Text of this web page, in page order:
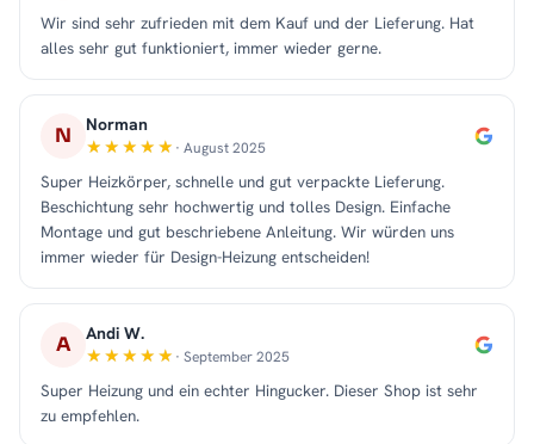
Wir sind sehr zufrieden mit dem Kauf und der Lieferung. Hat
alles sehr gut funktioniert, immer wieder gerne.
N Norman
· August 2025
Super Heizkörper, schnelle und gut verpackte Lieferung.
Beschichtung sehr hochwertig und tolles Design. Einfache
Montage und gut beschriebene Anleitung. Wir würden uns
immer wieder für Design-Heizung entscheiden!
A Andi W.
· September 2025
Super Heizung und ein echter Hingucker. Dieser Shop ist sehr
zu empfehlen.